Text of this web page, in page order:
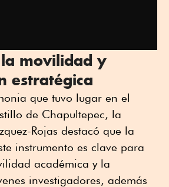
movilidad y
estratégica
que tuvo lugar en el
de Chapultepec, la
Rojas destacó que la
instrumento es clave para
académica y la
investigadores, además